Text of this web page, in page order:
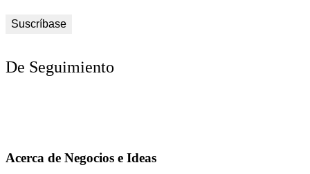
De Seguimiento
Acerca de Negocios e Ideas